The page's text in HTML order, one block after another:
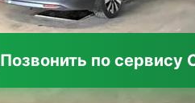
Позвонить по сервису